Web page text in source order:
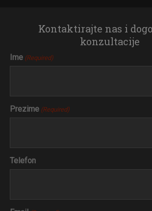
Kontaktirajte nas i
konzultacije
Ime (Required)
Prezime (Required)
Telefon